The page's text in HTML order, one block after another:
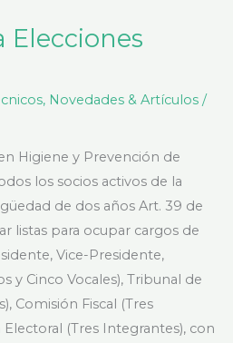
Elecciones
, Novedades & Artículos /
Higiene y Prevención de
los socios activos de la
de dos años Art. 39 de
listas para ocupar cargos de
Vice-Presidente,
y Cinco Vocales), Tribunal de
Comisión Fiscal (Tres
(Tres Integrantes), con